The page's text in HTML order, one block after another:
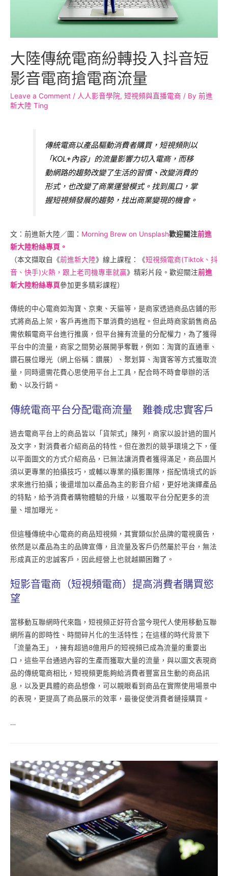
大陸傳統電商紛轉投入抖音短
影音電商搶電商流量
Leave a Comment / 人人影音學院, 短視頻與直播電商 / By 前進
新大陸 Ting
傳統電商以產品驅動消費者購買，短視頻則以
「KOL+內容」的流量影響力切入電商，而移
動網路的趨勢改變了生活的習慣、改變消費的
形式，也改變了商業運營模式。找到風口，掌
握短視頻發展的趨勢，找出商業變現的機會。
文：前進新大陸／圖： Morning Brew on Unsplash歡迎關注前進
新大陸粉絲專頁。
（本文擷取自《前進新大陸》線上課程：《短視頻電商(Tiktok、抖
音、快手)火熱，跟上老司機專車就贏》精彩片段。歡迎關注前進
新大陸粉絲專頁參加更多精彩課程）
傳統的中心電商如淘寶、京東、天貓等，是商家透過商品店鋪的形
式將商品上架，客戶再進而下單消費的過程。但此時商家銷售商品
需依賴電商平台進行推廣，但平台擁有流量的分配權力，為了獲得
平台中的流量，商家之間勢必展開爭奪戰，例如：淘寶的直通車、
鑽石展位曝光（網上俗稱：鑽展）、聚划算、淘寶客等方式獲取流
量，同時還需花費心思使用平台上工具，配合時不時會舉辦的活
動、以及行銷。
傳統電商平台分配電商流量 難養成忠實客戶
過去電商平台上的商品皆以「貨架式」陳列，商家以設計過的圖片
及文字，對消費者介紹商品的特性。但在激烈的競爭環境之下，僅
以平面圖文的方式介紹商品，已無法讓消費者獲得滿足，商品圖片
須以更專業的拍攝技巧，或輔以專業的攝影團隊，搭配情境式的訴
求來進行拍攝；後還增加以產品為主的影音介紹，更好地演繹產品
的特點，給予消費者購物體驗的升級，以獲取平台分配更多的流
量、增加曝光。
但這種傳統中心電商的商品短視頻，其實類似於品牌的電視廣告，
依然是以產品為主的品牌宣傳，且流量及客戶仍然屬於平台，無法
形成真正的忠誠客戶，因此經營上也就越顯困難了。
短影音電商（短視頻電商）提高消費者購買慾
望
當移動互聯網時代來臨，短視頻正好符合當今現代人使用移動互聯
網所喜的即時性、時間碎片化的生活特性；在這樣的時代背景下
「流量為王」，擁有超過8億用戶的短視頻已成為流量的重要出
口，這些平台通過內容的生產而獲取大量的流量，與以圖文表現商
品的傳統電商相比，短視頻更能夠給消費者豐富且生動的商品訊
息，以及更具體的商品想像，可以親眼看到商品在實際使用場景中
的表現，更提高了商品展示的效率，最後促使消費者鏈接購買。
…